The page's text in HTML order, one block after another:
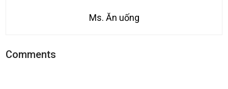
Ms. Ăn uống
Comments